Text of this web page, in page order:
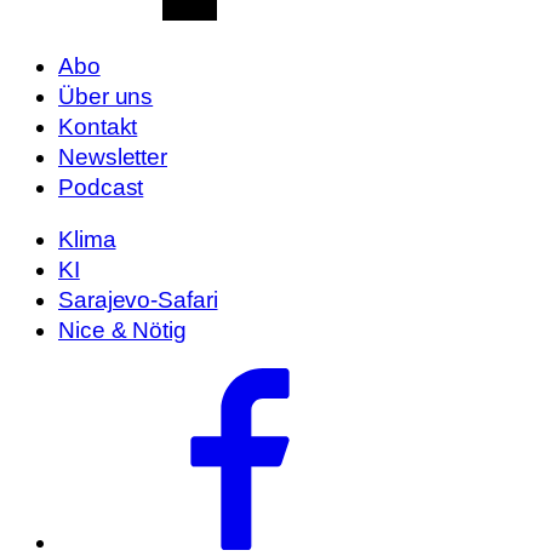
Abo
Über uns
Kontakt
Newsletter
Podcast
Klima
KI
Sarajevo-Safari
Nice & Nötig